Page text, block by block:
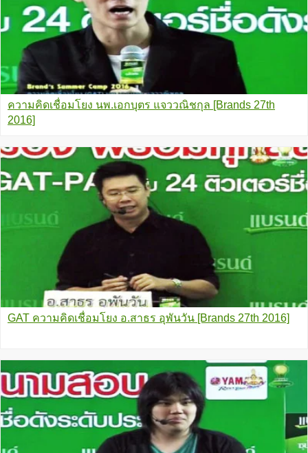
ความคิดเชื่อมโยง นพ.เอกบุตร แจววณิชกุล [Brands 27th
2016]
GAT ความคิดเชื่อมโยง อ.สาธร อุพันวัน [Brands 27th 2016]